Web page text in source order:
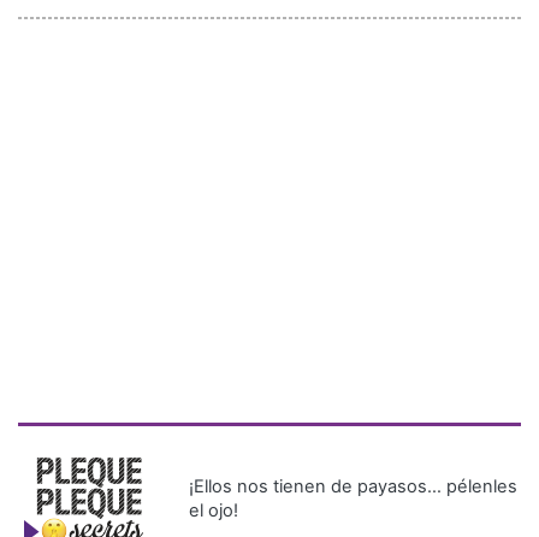
¡Ellos nos tienen de payasos… pélenles
el ojo!